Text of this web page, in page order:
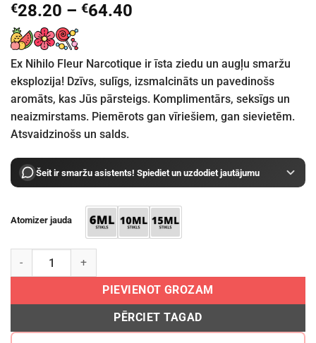
€28.20 – €64.40
through
€64.40
Ex Nihilo Fleur Narcotique ir īsta ziedu un augļu smaržu
eksplozija! Dzīvs, sulīgs, izsmalcināts un pavedinošs
aromāts, kas Jūs pārsteigs. Komplimentārs, seksīgs un
neaizmirstams. Piemērots gan vīriešiem, gan sievietēm.
Atsvaidzinošs un salds.
Šeit ir smaržu asistents! Spiediet un uzdodiet jautājumu
Atomizer jauda
Ex Nihilo Fleur Narcotique EDP daudzums
PIEVIENOT GROZAM
PĒRCIET TAGAD